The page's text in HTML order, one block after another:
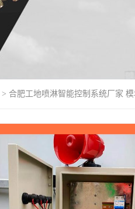
> 合肥工地喷淋智能控制系统厂家